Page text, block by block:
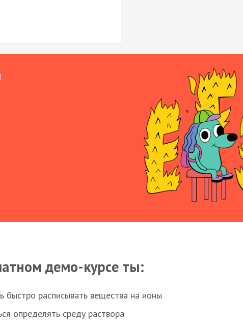
демо-курсе ты:
быстро расписывать вещества на ионы
определять среду раствора